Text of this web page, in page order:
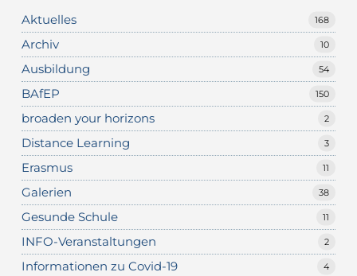
Aktuelles 168
Archiv 10
Ausbildung 54
BAfEP 150
broaden your horizons 2
Distance Learning 3
Erasmus 11
Galerien 38
Gesunde Schule 11
INFO-Veranstaltungen 2
Informationen zu Covid-19 4